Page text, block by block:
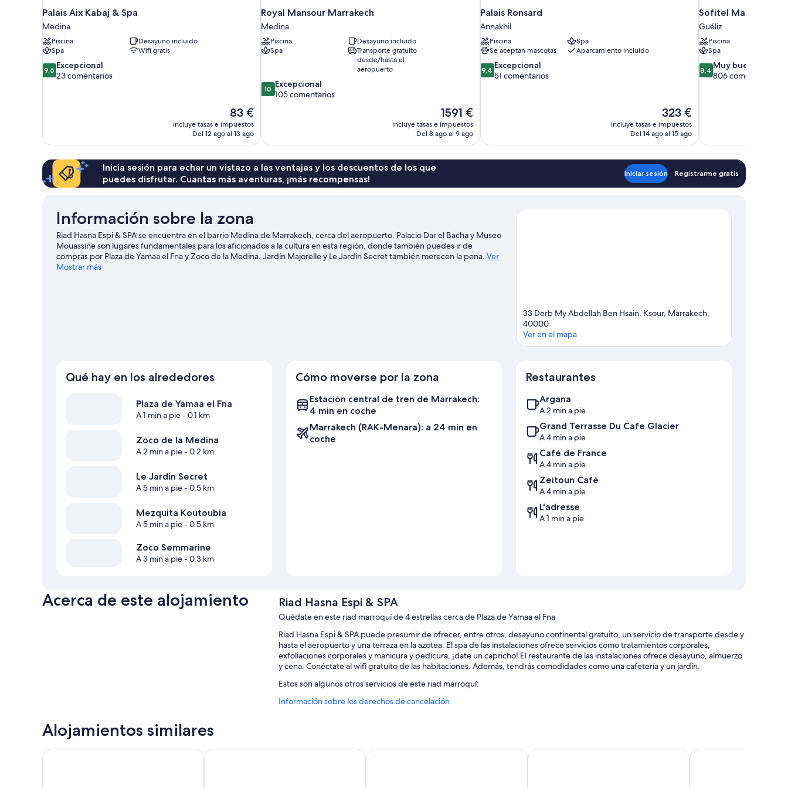
Palais Aix Kabaj & Spa
Medina
Piscina
Desayuno incluido
Spa
Wifi gratis
9.6
sobre
9,6 Excepcional
23 comentarios
El
precio
actual
83 €
83 €
incluye tasas e impuestos
Del 12 ago al 13 ago
Royal Mansour Marrakech
Medina
Piscina
Desayuno incluido
Spa
Transporte gratuito
desde/hasta el
aeropuerto
10.0
sobre
10 Excepcional
105 comentarios
El
precio
actual
1591 €
1591 €
incluye tasas e impuestos
Del 8 ago al 9 ago
Palais Ronsard
Annakhil
Piscina
Spa
Se aceptan mascotas
Aparcamiento incluido
9.4
sobre
9,4 Excepcional
51 comentarios
El
precio
actual
323 €
323 €
incluye tasas e impuestos
Del 14 ago al 15 ago
Sofitel Marrakech
Guéliz
Piscina
Spa
8.4
sobre
8,4Muy bueno
806 comentarios
Inicia sesión para echar un vistazo a las ventajas y los descuentos de los que
puedes disfrutar. Cuantas más aventuras, ¡más recompensas!
Iniciar sesión Registrarme gratis
Información sobre la zona
Riad Hasna Espi & SPA se encuentra en el barrio Medina de Marrakech, cerca del aeropuerto. Palacio Dar el Bacha y Museo
Mouassine son lugares fundamentales para los aficionados a la cultura en esta región, donde también puedes ir de
compras por Plaza de Yamaa el Fna y Zoco de la Medina. Jardín Majorelle y Le Jardin Secret también merecen la pena. Ver
guía de viaje de Marrakech
Mostrar más
33 Derb My Abdellah Ben Hsain, Ksour, Marrakech,
40000
Ver en el mapa
Qué hay en los alrededores
Plaza de Yamaa el Fna
A 1 min a pie- 0.1 km
Zoco de la Medina
A 2 min a pie- 0.2 km
Le Jardin Secret
A 5 min a pie- 0.5 km
Mezquita Koutoubia
A 5 min a pie- 0.5 km
Zoco Semmarine
A 3 min a pie- 0.3 km
Cómo moverse por la zona
Estación central de tren de Marrakech:
4 min en coche
Marrakech (RAK-Menara): a 24 min en
coche
Restaurantes
Argana
A 2 min a pie
Grand Terrasse Du Cafe Glacier
A 4 min a pie
Café de France
A 4 min a pie
Zeitoun Café
A 4 min a pie
L'adresse
A 1 min a pie
Acerca de este alojamiento Riad Hasna Espi & SPA
Quédate en este riad marroquí de 4 estrellas cerca de Plaza de Yamaa el Fna
Riad Hasna Espi & SPA puede presumir de ofrecer, entre otros, desayuno continental gratuito, un servicio de transporte desde y
hasta el aeropuerto y una terraza en la azotea. El spa de las instalaciones ofrece servicios como tratamientos corporales,
exfoliaciones corporales y manicura y pedicura, ¡date un capricho! El restaurante de las instalaciones ofrece desayuno, almuerzo
y cena. Conéctate al wifi gratuito de las habitaciones. Además, tendrás comodidades como una cafetería y un jardín.
Estos son algunos otros servicios de este riad marroquí:
Una piscina al aire libre con tumbonas
Periódicos en el vestíbulo, un servicio de recepción las 24 horas y asistencia turística y para la compra de entradas
Información sobre los derechos de cancelación
Alojamientos similares
Riad Les Trois Palmiers El Bacha Riad Jona Riad Saba Riad Bab 54 The Little Hara